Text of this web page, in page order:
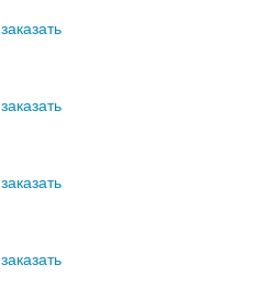
заказать
заказать
заказать
заказать